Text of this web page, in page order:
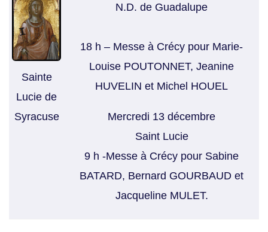
Sainte
Lucie de
Syracuse
N.D. de Guadalupe
18 h – Messe à Crécy pour Marie-
Louise POUTONNET, Jeanine
HUVELIN et Michel HOUEL
Mercredi 13 décembre
Saint Lucie
9 h -Messe à Crécy pour Sabine
BATARD, Bernard GOURBAUD et
Jacqueline MULET.